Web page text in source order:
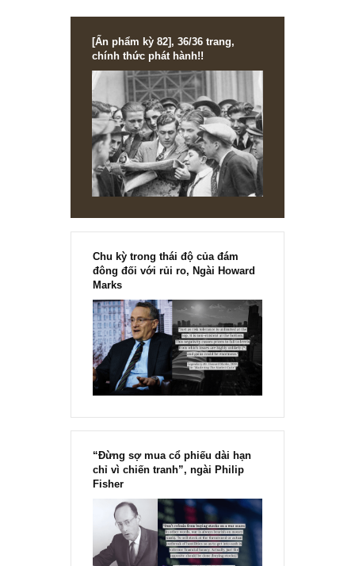
Chủ đề nầy chúng tôi cũng bàn nhiều trong quyển “Nhận
diện thủ thuật kế toán” rồi nên không nói lại, điểm chung
anh chỉ cần nhìn lịch sử tăng vốn và chất lượng bảng cân
đối kế toán là nhìn ra được ngay thôi, tầm 5-10 phút nếu
anh đã tràn đầy kinh nghiệm như chú “diều hâu” soi xét
BCTC vậy…
[Ấn phẩm kỳ 82], 36/36 trang,
chính thức phát hành!!
Chu kỳ trong thái độ của đám
đông đối với rủi ro, Ngài Howard
Marks